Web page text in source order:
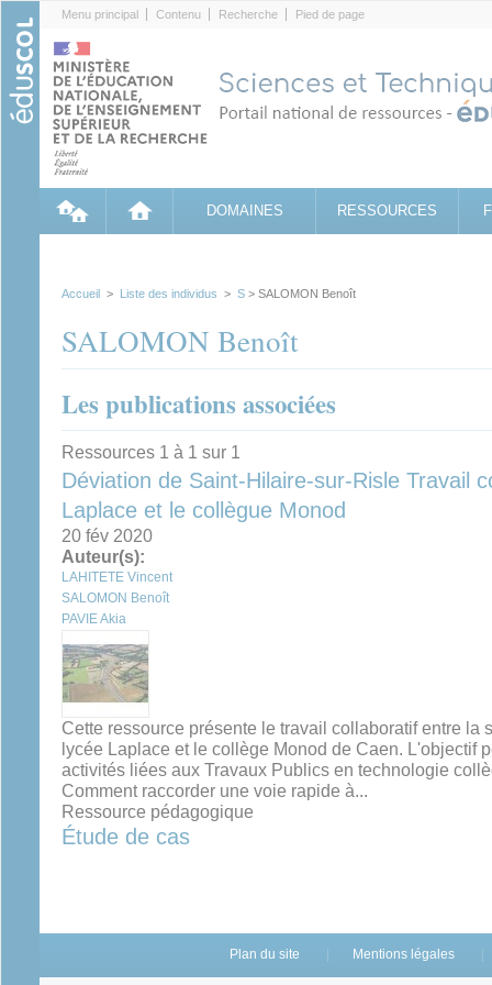
Menu principal Contenu Recherche Pied de page
DOMAINES RESSOURCES
Accueil > Liste des individus > S > SALOMON Benoît
SALOMON Benoît
Les publications associées
Ressources 1 à 1 sur 1
Déviation de Saint-Hilaire-sur-Risle Travail
Laplace et le collègue Monod
20 fév 2020
Auteur(s):
LAHITETE Vincent
SALOMON Benoît
PAVIE Akia
Cette ressource présente le travail collaboratif entre la
lycée Laplace et le collège Monod de Caen. L'objectif
activités liées aux Travaux Publics en technologie
Comment raccorder une voie rapide à...
Ressource pédagogique
Étude de cas
Plan du site Mentions légales